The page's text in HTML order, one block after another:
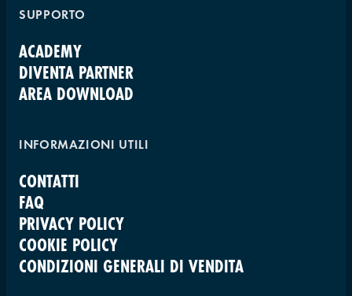
SUPPORTO
ACADEMY
DIVENTA PARTNER
AREA DOWNLOAD
INFORMAZIONI UTILI
CONTATTI
FAQ
PRIVACY POLICY
COOKIE POLICY
CONDIZIONI GENERALI DI VENDITA